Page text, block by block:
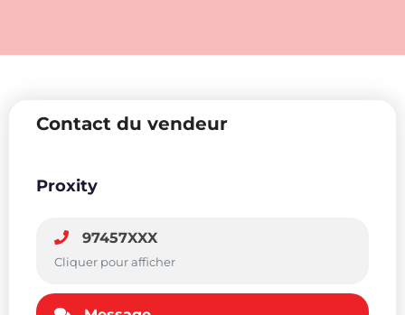
Contact du vendeur
Proxity
97457XXX
Cliquer pour afficher